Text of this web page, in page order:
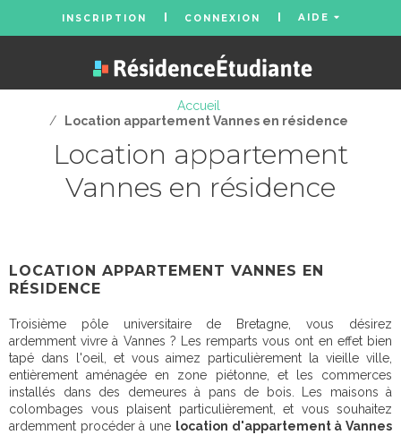
INSCRIPTION CONNEXION AIDE
Accueil
/
Location appartement Vannes en résidence
Location appartement
Vannes en résidence
LOCATION APPARTEMENT VANNES EN
RÉSIDENCE
Troisième pôle universitaire de Bretagne, vous désirez
ardemment vivre à Vannes ? Les remparts vous ont en effet bien
tapé dans l'oeil, et vous aimez particulièrement la vieille ville,
entièrement aménagée en zone piétonne, et les commerces
installés dans des demeures à pans de bois. Les maisons à
colombages vous plaisent particulièrement, et vous souhaitez
ardemment procéder à une location d'appartement à Vannes